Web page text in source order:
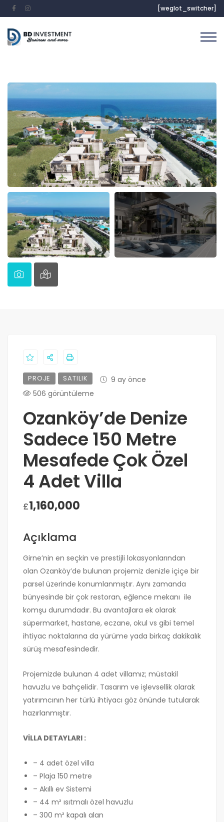
[weglot_switcher]
PROJE SATILIK
9 ay önce
506 görüntüleme
Ozanköy’de Denize
Sadece 150 Metre
Mesafede Çok Özel
4 Adet Villa
£1,160,000
Açıklama
Girne’nin en seçkin ve prestijli lokasyonlarından
olan Ozanköy’de bulunan projemiz denizle içiçe bir
parsel üzerinde konumlanmıştır. Aynı zamanda
bünyesinde bir çok restoran, eğlence mekanı ile
komşu durumdadır. Bu avantajlara ek olarak
süpermarket, hastane, eczane, okul vs gibi temel
ihtiyac noktalarına da yürüme yada birkaç dakikalık
sürüş mesafesindedir.
Projemizde bulunan 4 adet villamız; müstakil
havuzlu ve bahçelidir. Tasarım ve işlevsellik olarak
yatırımcının her türlü ihtiyacı göz önünde tutularak
hazırlanmıştır.
VİLLA DETAYLARI :
– 4 adet özel villa
– Plaja 150 metre
– Akıllı ev Sistemi
– 44 m² ısıtmalı özel havuzlu
– 300 m² kapalı alan